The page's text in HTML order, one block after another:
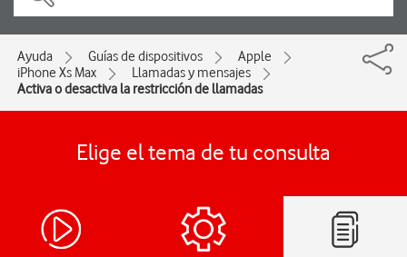
Ayuda Guías de dispositivos
Apple
iPhone Xs Max
Llamadas y mensajes
Activa o desactiva la restricción de llamadas
Elige el tema de tu consulta